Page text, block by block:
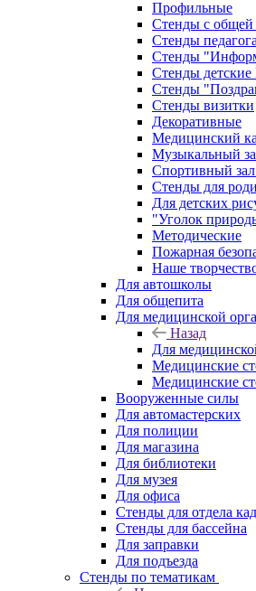
Профильные
Стенды с
Стенды педагога
Стенды
Стенды
Стенды
Стенды визитки
Декоративные
Медицинский
Музыкальный
Спортивный зал
Стенды для
Для детских
"Уголок
Методические
Пожарная
Наше
Для автошколы
Для общепита
Для медицинской
Назад
Для
Медицинские
Медицинские
Вооруженные силы
Для автомастерских
Для полиции
Для магазина
Для библиотеки
Для музея
Для офиса
Стенды для отдела
Стенды для бассейна
Для заправки
Для подъезда
Стенды по тематикам